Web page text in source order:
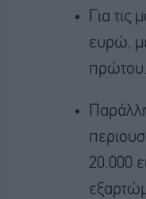
Για
ευρώ,
πρώτου.
20.000